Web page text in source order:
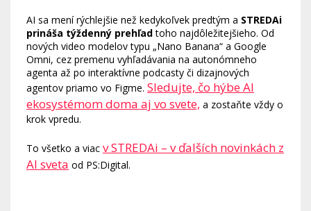
AI sa mení rýchlejšie než kedykoľvek predtým a STREDAi
prináša týždenný prehľadtoho najdôležitejšieho. Od
nových video modelov typu „Nano Banana“ a Google
Omni, cez premenu vyhľadávania na autonómneho
agenta až po interaktívne podcasty či dizajnových
agentov priamo vo Figme. Sledujte, čo hýbe AI
ekosystémom doma aj vo svete, a zostaňte vždy o
krok vpredu.
To všetko a viac v STREDAi – v ďalších novinkách z
AI sveta od PS:Digital.